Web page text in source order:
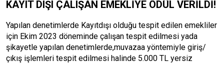
KAYIT DIŞI ÇALIŞAN EMEKLİYE ÖDÜL VERİLDİ!
Yapılan denetimlerde Kayıtdışı olduğu tespit edilen emekliler
için Ekim 2023 döneminde çalışan tespit edilmesi yada
şikayetle yapılan denetimlerde,muvazaa yöntemiyle giriş/
çıkış işlemleri tespit edilmesi halinde 5.000 TL yersiz